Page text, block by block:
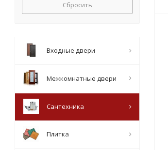
Сбросить
Входные двери
Межкомнатные двери
Сантехника
Плитка